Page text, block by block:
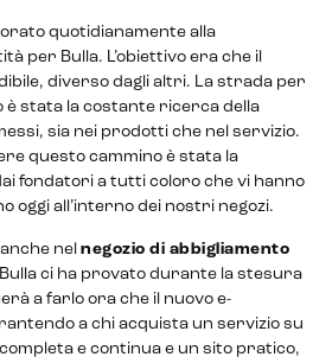
quotidianamente alla
per Bulla. L’obiettivo era che il
diverso dagli altri. La strada per
stata la costante ricerca della
sia nei prodotti che nel servizio.
questo cammino è stata la
fondatori a tutti coloro che vi hanno
oggi all’interno dei nostri negozi.
nel negozio di abbigliamento
Bulla ci ha provato durante la stesura
a farlo ora che il nuovo e-
a chi acquista un servizio su
e continua e un sito pratico,